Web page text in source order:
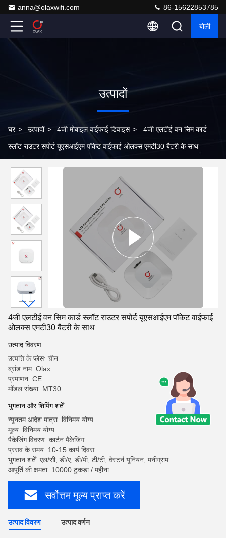
anna@olaxwifi.com 86-15622853785
बोली
उत्पादों
घर > उत्पादों > 4जी मोबाइल वाईफाई डिवाइस > 4जी एलटीई वन सिम कार्ड
स्लॉट राउटर सपोर्ट यूएसआईएम पॉकेट वाईफाई ओलक्स एमटी30 बैटरी के साथ
4जी एलटीई वन सिम कार्ड स्लॉट राउटर सपोर्ट यूएसआईएम पॉकेट वाईफाई
ओलक्स एमटी30 बैटरी के साथ
उत्पाद विवरण
उत्पत्ति के प्लेस: चीन
ब्रांड नाम: Olax
प्रमाणन: CE
मॉडल संख्या: MT30
भुगतान और शिपिंग शर्तें
न्यूनतम आदेश मात्रा: विनिमय योग्य
मूल्य: विनिमय योग्य
पैकेजिंग विवरण: कार्टन पैकेजिंग
प्रसव के समय: 10-15 कार्य दिवस
भुगतान शर्तें: एल/सी, डी/ए, डी/पी, टी/टी, वेस्टर्न यूनियन, मनीग्राम
आपूर्ति की क्षमता: 10000 टुकड़ा / महीना
सर्वोत्तम मूल्य प्राप्त करें
उत्पाद विवरण उत्पाद वर्णन